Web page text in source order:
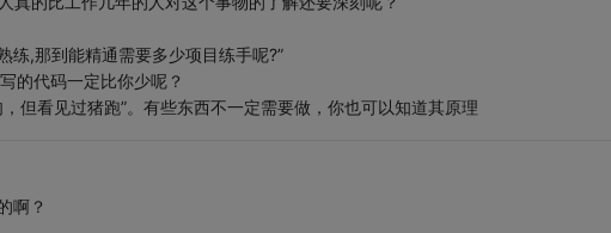
练,那到能精通需要多少项目练手呢?”
的代码一定比你少呢？
但看见过猪跑”。有些东西不一定需要做，你也可以知道其原理
啊？